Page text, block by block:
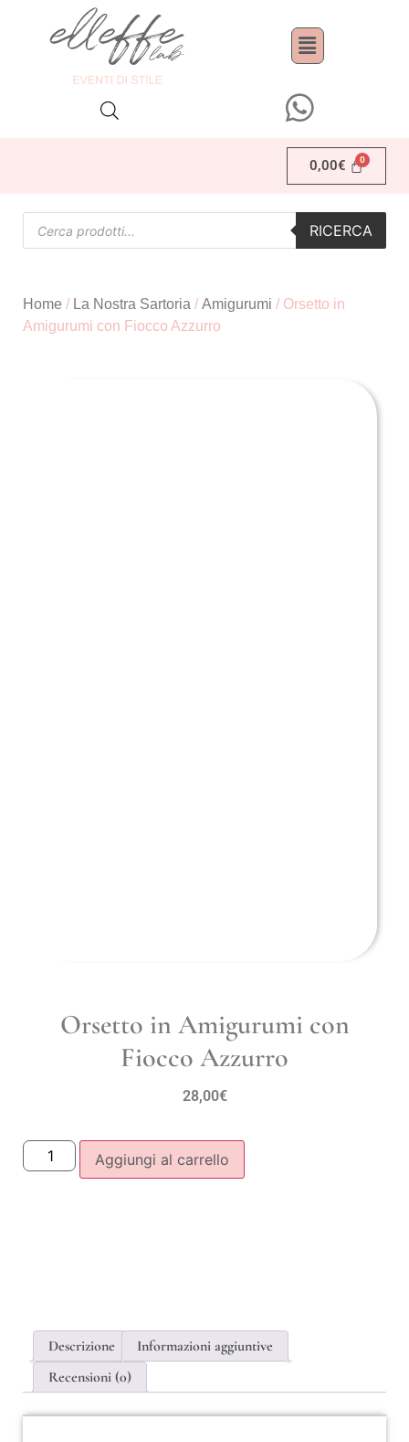
0,00€
RICERCA
Home / La Nostra Sartoria / Amigurumi / Orsetto in
Amigurumi con Fiocco Azzurro
Orsetto in Amigurumi con
Fiocco Azzurro
28,00€
Aggiungi al carrello
Descrizione
Informazioni aggiuntive
Recensioni (0)